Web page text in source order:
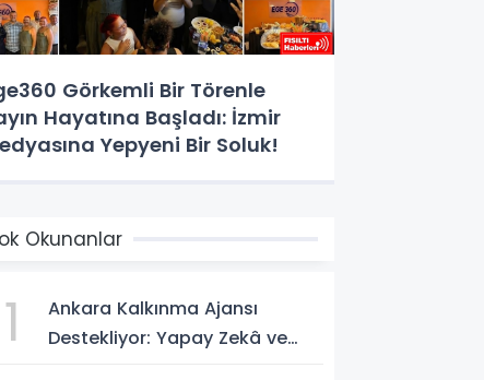
Görkemli Bir Törenle
Hayatına Başladı: İzmir
Yepyeni Bir Soluk!
Okunanlar
1
Ankara Kalkınma Ajansı
Destekliyor: Yapay Zekâ ve